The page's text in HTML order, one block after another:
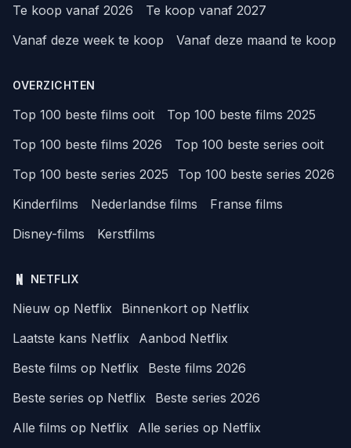
Te koop vanaf 2026
Te koop vanaf 2027
Vanaf deze week te koop
Vanaf deze maand te koop
OVERZICHTEN
Top 100 beste films ooit
Top 100 beste films 2025
Top 100 beste films 2026
Top 100 beste series ooit
Top 100 beste series 2025
Top 100 beste series 2026
Kinderfilms
Nederlandse films
Franse films
Disney-films
Kerstfilms
NETFLIX
Nieuw op Netflix
Binnenkort op Netflix
Laatste kans Netflix
Aanbod Netflix
Beste films op Netflix
Beste films 2026
Beste series op Netflix
Beste series 2026
Alle films op Netflix
Alle series op Netflix